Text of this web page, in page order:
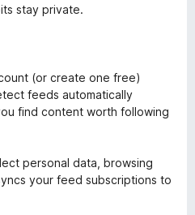
stay private.
(or create one free)
feeds automatically
find content worth following
personal data, browsing
your feed subscriptions to